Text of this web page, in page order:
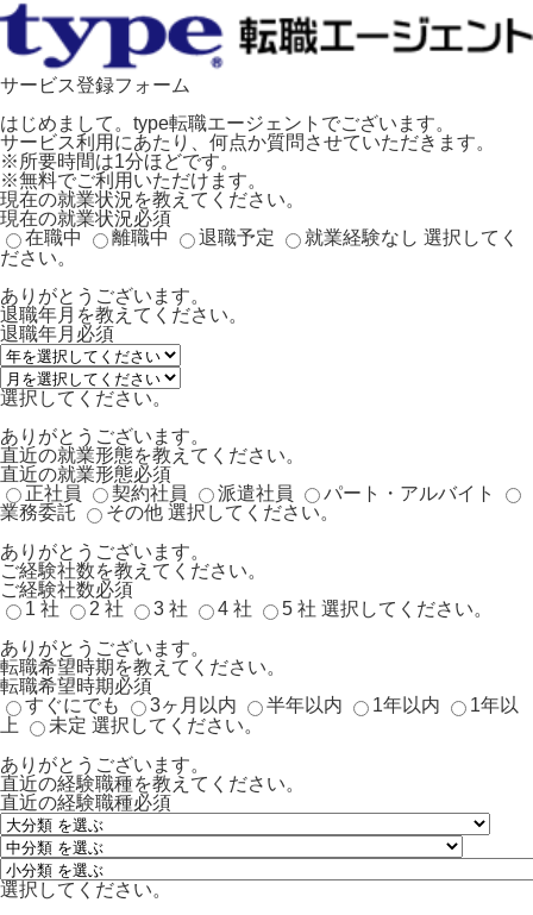
サービス登録フォーム
はじめまして。type転職エージェントでございます。
サービス利用にあたり、何点か質問させていただきます。
※所要時間は1分ほどです。
※無料でご利用いただけます。
現在の就業状況を教えてください。
現在の就業状況必須
在職中
離職中 退職予定 就業経験なし 選択してく
ださい。
ありがとうございます。
退職年月を教えてください。
退職年月 必須
選択してください。
ありがとうございます。
直近の就業形態を教えてください。
直近の就業形態必須
正社員
契約社員 派遣社員
パート・アルバイト
業務委託
その他 選択してください。
ありがとうございます。
ご経験社数を教えてください。
ご経験社数必須
1 社
2 社 3 社 4 社 5 社 選択してください。
ありがとうございます。
転職希望時期を教えてください。
転職希望時期必須
すぐにでも
3ヶ月以内 半年以内 1年以内
1年以
上
未定 選択してください。
ありがとうございます。
直近の経験職種を教えてください。
直近の経験職種必須
選択してください。